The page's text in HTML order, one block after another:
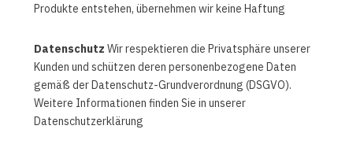
Produkte entstehen, übernehmen wir keine Haftung
DatenschutzWir respektieren die Privatsphäre unserer
Kunden und schützen deren personenbezogene Daten
gemäß der Datenschutz-Grundverordnung (DSGVO).
Weitere Informationen finden Sie in unserer
Datenschutzerklärung